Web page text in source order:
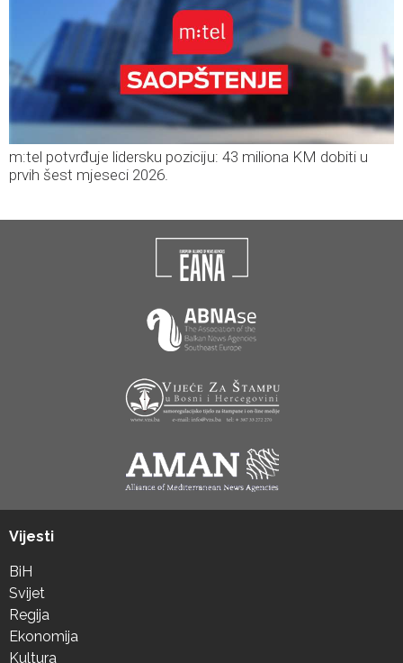
m:tel potvrđuje lidersku poziciju: 43 miliona KM dobiti u
prvih šest mjeseci 2026.
Vijesti
BiH
Svijet
Regija
Ekonomija
Kultura